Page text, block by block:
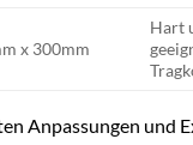
x 300mm
Hart
Anpassungen und